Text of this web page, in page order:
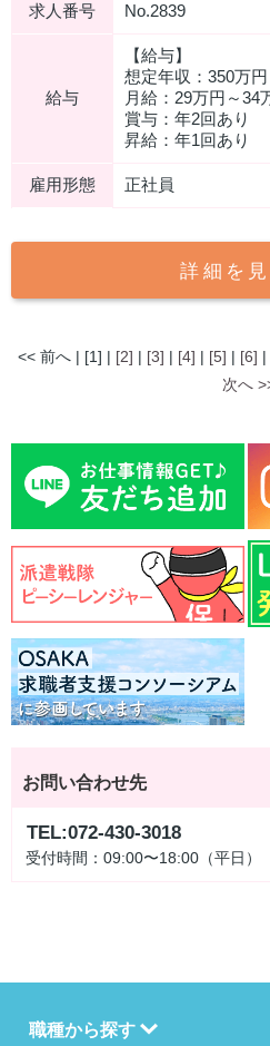
求人番号 No.2839
給与
【給与】
想定年収：350万
月給：29万円～34
賞与：年2回あり
昇給：年1回あり
雇用形態 正社員
詳細を
<< 前へ | [1] | [2] | [3] | [4] | [5] | [6] |
次へ
お問い合わせ先
TEL:072-430-3018
受付時間：09:00〜18:00（平日）
職種から探す